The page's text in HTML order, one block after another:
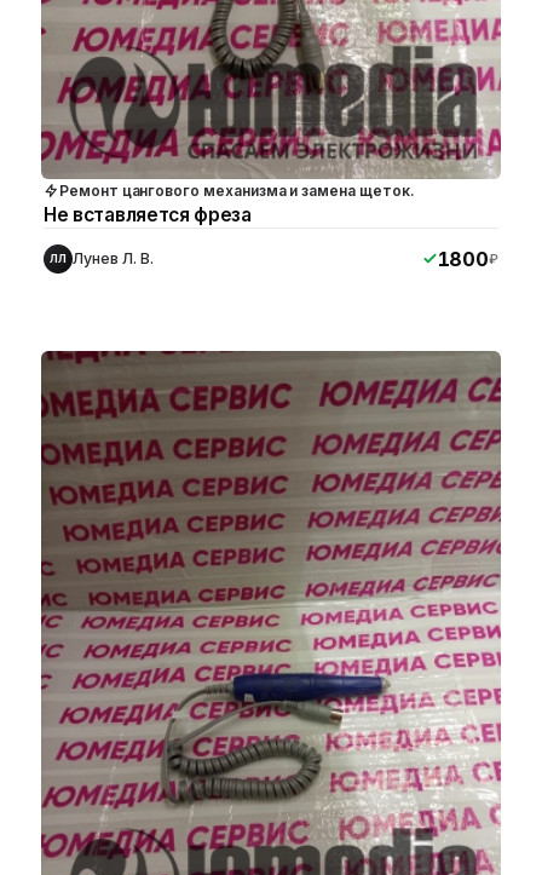
Ремонт цангового механизма и замена щеток.
Не вставляется фреза
ЛЛ Лунев Л. В. 1800₽